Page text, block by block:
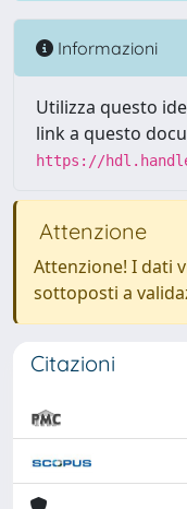
Informazioni
Utilizza questo
link a questo
https://
Attenzione
Attenzione! I dati
sottoposti a
Citazioni